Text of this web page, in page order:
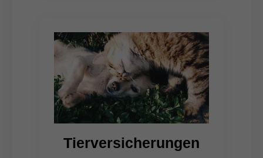
Tierversicherungen